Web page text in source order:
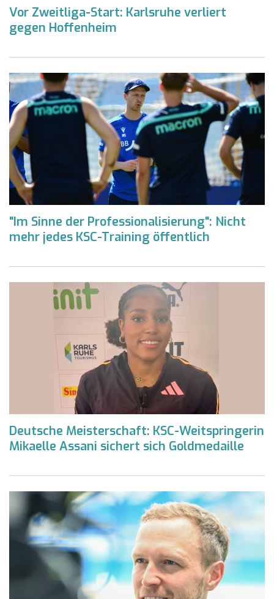
Vor Zweitliga-Start: Karlsruhe verliert
gegen Hoffenheim
"Im Sinne der Professionalisierung": Nicht
mehr jedes KSC-Training öffentlich
Deutsche Meisterschaft: KSC-Weitspringerin
Mikaelle Assani sichert sich Goldmedaille